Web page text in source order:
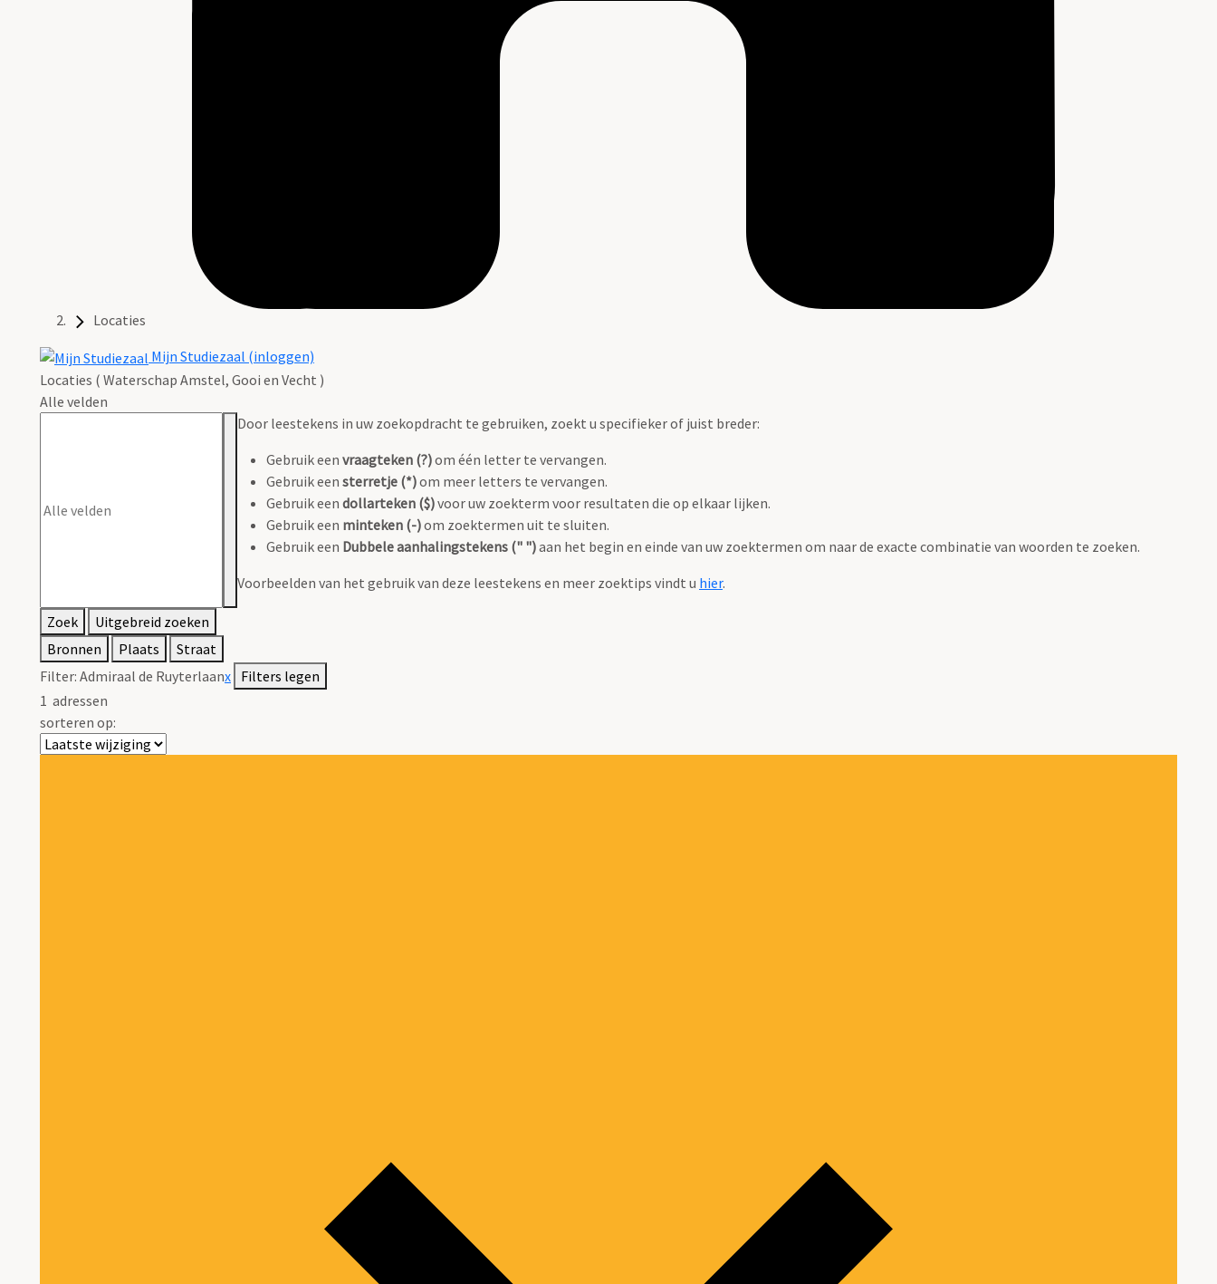
Locaties
Mijn Studiezaal (inloggen)
Locaties ( Waterschap Amstel, Gooi en Vecht )
Alle velden
Door leestekens in uw zoekopdracht te gebruiken, zoekt u specifieker of juist breder:
Gebruik een vraagteken (?)om één letter te vervangen.
Gebruik een sterretje (*)om meer letters te vervangen.
Gebruik een dollarteken ($)voor uw zoekterm voor resultaten die op elkaar lijken.
Gebruik een minteken (-)om zoektermen uit te sluiten.
Gebruik een Dubbele aanhalingstekens (" ")aan het begin en einde van uw zoektermen om naar de exacte combinatie van woorden te zoeken.
Voorbeelden van het gebruik van deze leestekens en meer zoektips vindt u hier.
Zoek
Uitgebreid zoeken
Bronnen
Plaats
Straat
Filter: Admiraal de Ruyterlaanx Filters legen
1 adressen
sorteren op: